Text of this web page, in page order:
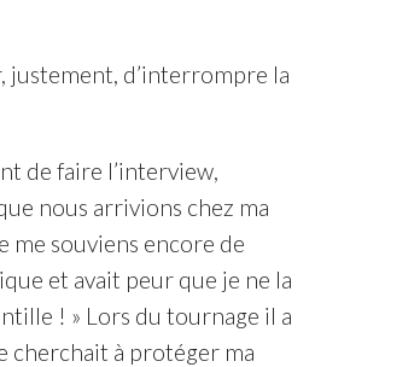
justement, d’interrompre la
de faire l’interview,
nous arrivions chez ma
me souviens encore de
et avait peur que je ne la
! » Lors du tournage il a
cherchait à protéger ma